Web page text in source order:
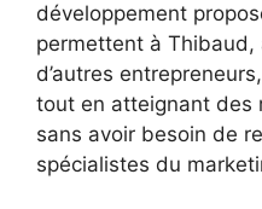
développement
permettent à Thibaud,
d’autres
tout en atteignant des
sans avoir besoin de
spécialistes du